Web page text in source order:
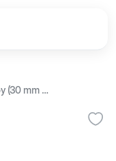
Beeztees Parinca Premium İt üçün xalta, göy (30 mm /60-65 sm)